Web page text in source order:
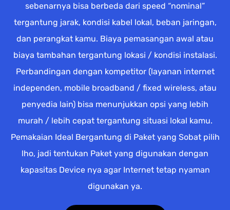
sebenarnya bisa berbeda dari speed “nominal”
tergantung jarak, kondisi kabel lokal, beban jaringan,
dan perangkat kamu. Biaya pemasangan awal atau
biaya tambahan tergantung lokasi / kondisi instalasi.
Perbandingan dengan kompetitor (layanan internet
independen, mobile broadband / fixed wireless, atau
penyedia lain) bisa menunjukkan opsi yang lebih
murah / lebih cepat tergantung situasi lokal kamu.
Pemakaian Ideal Bergantung di Paket yang Sobat pilih
lho, jadi tentukan Paket yang digunakan dengan
kapasitas Device nya agar Internet tetap nyaman
digunakan ya.